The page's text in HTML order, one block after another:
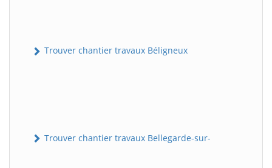
Trouver chantier travaux Béligneux
Trouver chantier travaux Bellegarde-sur-